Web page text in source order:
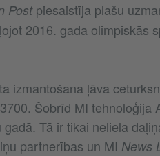
Postpiesaistīja plašu
2016. gada olimpiskās
izmantošana ļāva
Šobrīd MI tehnoloģija
Tā ir tikai neliela
partnerības un MI News